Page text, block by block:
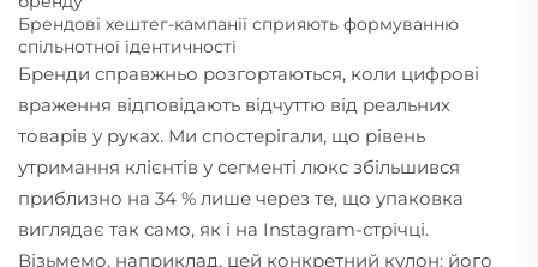
Брендові хештег-кампанії сприяють формуванню
спільнотної ідентичності
Бренди справжньо розгортаються, коли цифрові
враження відповідають відчуттю від реальних
товарів у руках. Ми спостерігали, що рівень
утримання клієнтів у сегменті люкс збільшився
приблизно на 34 % лише через те, що упаковка
виглядає так само, як і на Instagram-стрічці.
Візьмемо, наприклад, цей конкретний кулон: його